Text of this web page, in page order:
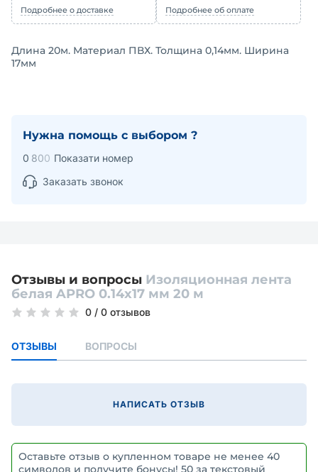
Подробнее о доставке
Подробнее об оплате
Длина 20м. Материал ПВХ. Толщина 0,14мм. Ширина
17мм
Нужна помощь с выбором ?
0 800 Показати номер
Заказать звонок
Отзывы и вопросы Изоляционная лента
белая APRO 0.14х17 мм 20 м
0 / 0 отзывов
ОТЗЫВЫ ВОПРОСЫ
НАПИСАТЬ ОТЗЫВ
Оставьте отзыв о купленном товаре не менее 40
символов и получите бонусы! 50 за текстовый